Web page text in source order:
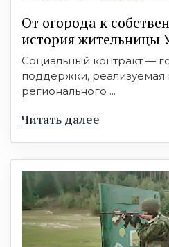
От огорода к
история жительницы
Социальный контракт —
поддержки, реализуемая
регионального ...
Читать далее